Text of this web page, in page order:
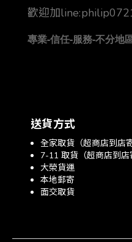
歡迎加
專業-信任-服務-不分地
送貨方式
全家取貨（超商店到店
7-11 取貨（超商店到店
大榮貨運
本地郵寄
面交取貨